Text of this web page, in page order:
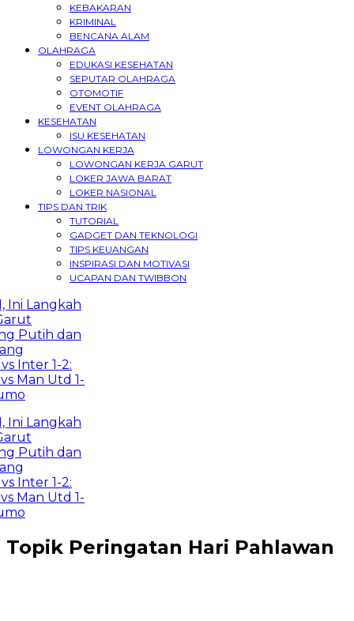
KEBAKARAN
KRIMINAL
BENCANA ALAM
OLAHRAGA
EDUKASI KESEHATAN
SEPUTAR OLAHRAGA
OTOMOTIF
EVENT OLAHRAGA
KESEHATAN
ISU KESEHATAN
LOWONGAN KERJA
LOWONGAN KERJA GARUT
LOKER JAWA BARAT
LOKER NASIONAL
TIPS DAN TRIK
TUTORIAL
GADGET DAN TEKNOLOGI
TIPS KEUANGAN
INSPIRASI DAN MOTIVASI
UCAPAN DAN TWIBBON
Langkah
Putih dan
1-2:
Man Utd 1-
Langkah
Putih dan
1-2:
Man Utd 1-
Topik Peringatan Hari Pahlawan